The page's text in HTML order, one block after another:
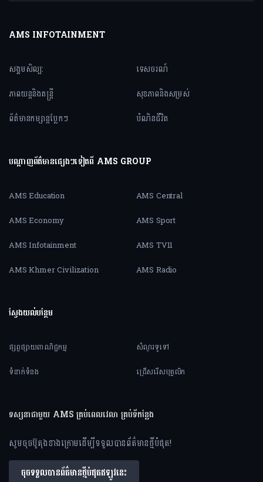
AMS INFOTAINMENT
សង្គមសិល្ប:
ភាពយន្តនិងតន្ត្រី
ព័ត៌មានកម្សាន្តប្លែកៗ
ទេសចរណ៍
សុខភាពនិងសម្រស់
បំណិនជីវិត
បណ្តាញព័ត៌មានផ្សេងៗទៀតពី AMS GROUP
AMS Education
AMS Economy
AMS Infotainment
AMS Khmer Civilization
AMS Central
AMS Sport
AMS TV11
AMS Radio
ស្វែងយល់បន្ថែម
ផ្សព្វផ្សាយពាណិជ្ជកម្ម
ទំនាក់ទំនង
សំណួរទូទៅ
ជ្រើសរើសបុគ្គលិក
ទស្សនាជាមួយ AMS គ្រប់ពេលវេលា គ្រប់ទីកន្លែង
សូមចុចប៊ូតុងខាងក្រោមដើម្បីទទួលបានព័ត៌មានថ្មីបំផុត!
ចុចទទួលបានព័ត៌មានថ្មីបំផុតឥឡូវនេះ